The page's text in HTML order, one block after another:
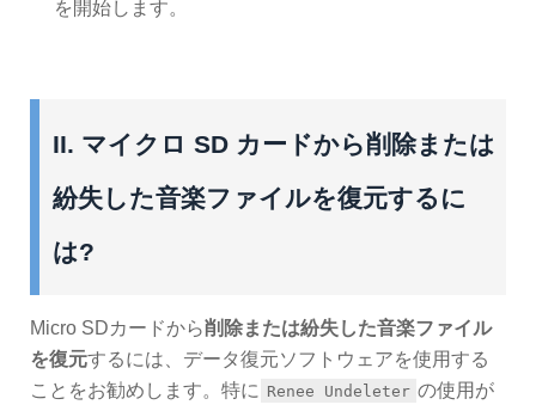
を開始します。
II. マイクロ SD カードから削除または
紛失した音楽ファイルを復元するに
は?
Micro SDカードから削除または紛失した音楽ファイル
を復元するには、データ復元ソフトウェアを使用する
ことをお勧めします。特に Renee Undeleter の使用が